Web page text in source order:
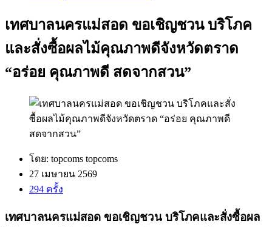
เทศบาลนครแม่สอด ขอเชิญชวน บริโภค
และสั่งซื้อผลไม้คุณภาพดีจังหวัดตราด
“อร่อย คุณภาพดี สดจากสวน”
โดย: topcoms topcoms
27 เมษายน 2569
294 ครั้ง
เทศบาลนครแม่สอด ขอเชิญชวน บริโภคและสั่งซื้อผล